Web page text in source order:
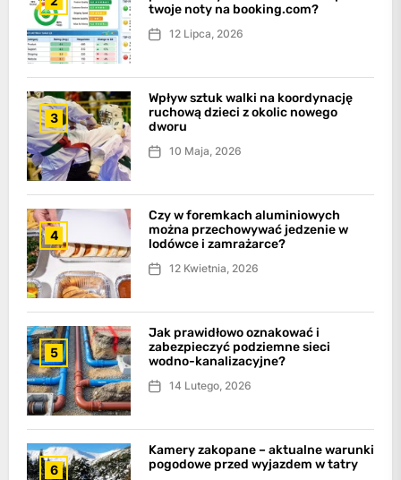
twoje noty na booking.com?
12 Lipca, 2026
3
Wpływ sztuk walki na koordynację
ruchową dzieci z okolic nowego
dworu
10 Maja, 2026
4
Czy w foremkach aluminiowych
można przechowywać jedzenie w
lodówce i zamrażarce?
12 Kwietnia, 2026
5
Jak prawidłowo oznakować i
zabezpieczyć podziemne sieci
wodno-kanalizacyjne?
14 Lutego, 2026
6
Kamery zakopane – aktualne warunki
pogodowe przed wyjazdem w tatry